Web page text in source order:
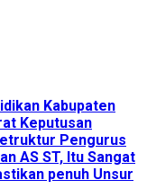
Kabupaten
Keputusan
Pengurus
AS ST, Itu Sangat
penuh Unsur